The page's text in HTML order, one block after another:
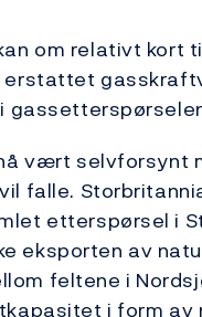
om relativt kort
vært selvforsynt
falle.
etterspørsel i
eksporten av
feltene i
i form av